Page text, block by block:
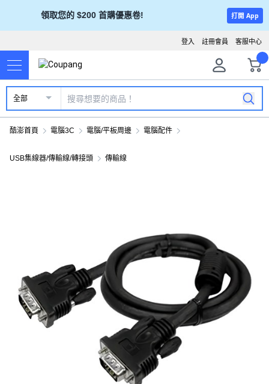
領取您的 $200 首購優惠卷! 打開 App
客服中心
註冊會員
登入
全部
酷澎首頁 電腦3C 電腦/平板周邊 電腦配件
USB集線器/傳輸線/轉接頭 傳輸線